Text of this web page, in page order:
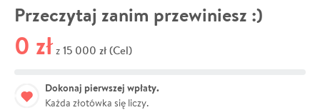
Przeczytaj zanim przewiniesz :)
0 zł z 15 000 zł (Cel)
Dokonaj pierwszej wpłaty.
Każda złotówka się liczy.